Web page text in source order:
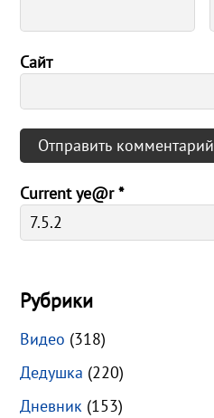
Сайт
Current ye@r*
Рубрики
Видео (318)
Дедушка (220)
Дневник (153)